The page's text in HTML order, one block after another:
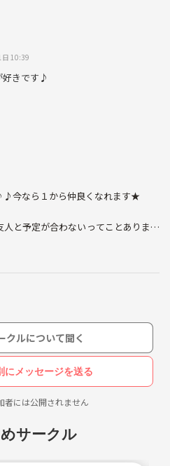
10:39
好きです♪
多すぎて困ります。
理/らーめん/お刺身/お肉/パフェ/
が、、お笑いも好き^^
場所ならではのらーめん屋を探し
珈琲の奥深さが気になってる今日
まで色々なことに興味あります！
ラックスしてみなさんが楽しめるよ
今なら１から仲良くなれます★
と予定が合わないってことありませ
人が行きたいところ、やりたいこと
なさんとリラックスして楽しめる場
ンスモーカーの方でお願いします。
に行けたらと思います。
クルについて聞く
にメッセージを送る
には公開されません
サークル